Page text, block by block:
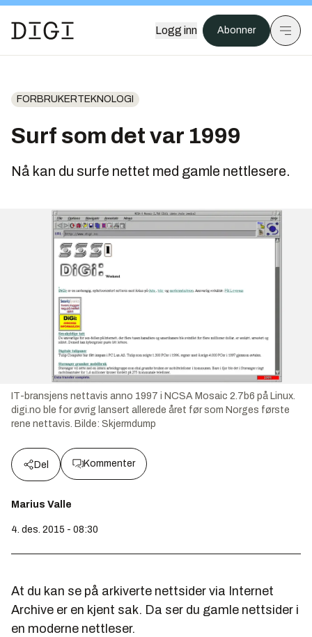
Logg inn Abonner
FORBRUKERTEKNOLOGI
Surf som det var 1999
Nå kan du surfe nettet med gamle nettlesere.
IT-bransjens nettavis anno 1997 i NCSA Mosaic 2.7b6 på Linux.
digi.no ble for øvrig lansert allerede året før som Norges første
rene nettavis. Bilde: Skjermdump
Del Kommenter
Marius Valle
4. des. 2015 - 08:30
At du kan se på arkiverte nettsider via Internet
Archive er en kjent sak. Da ser du gamle nettsider i
en moderne nettleser.